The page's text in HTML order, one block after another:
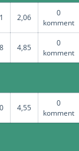
2,06
0
komment
4,85
0
komment
4,55
0
komment